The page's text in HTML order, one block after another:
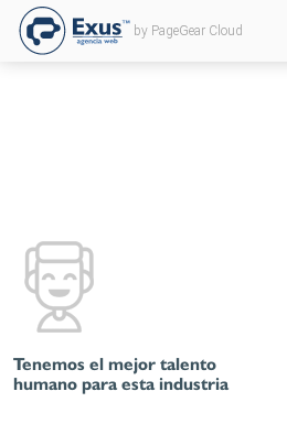
by PageGear Cloud
Tenemos el mejor talento
humano para esta industria